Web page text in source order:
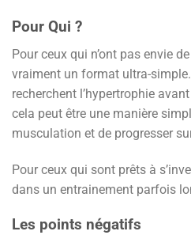
Pour Qui ?
Pour ceux qui n’ont pas envie
vraiment un format ultra-
recherchent l’hypertrophie
cela peut être une manière
musculation et de progresser
Pour ceux qui sont prêts à
dans un entrainement parfois
Les points négatifs